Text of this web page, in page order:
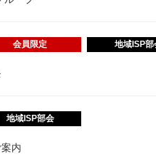
会員限定 地域ISP部
地域ISP部会
内